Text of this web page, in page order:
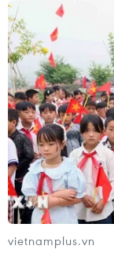
gần nó khiến
cảnh báo đối
trông giữ trẻ.
vietnamplus.vn